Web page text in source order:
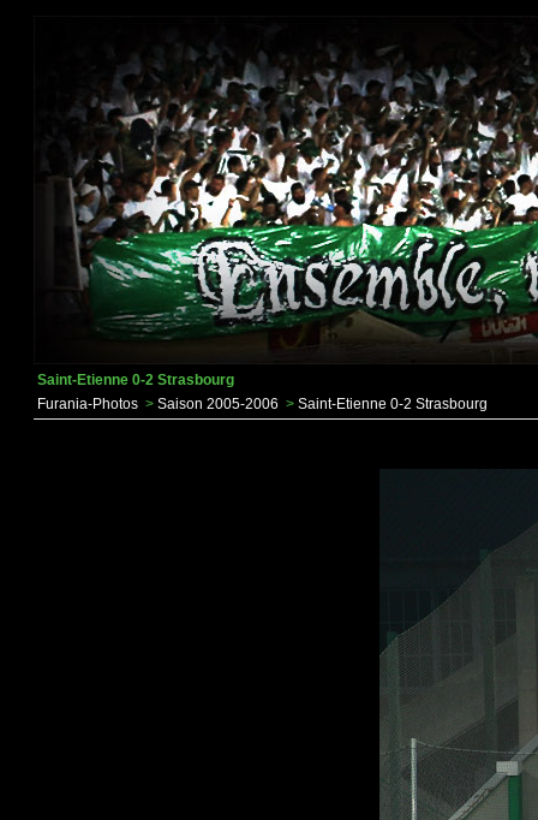
Saint-Etienne 0-2 Strasbourg
Furania-Photos > Saison 2005-2006 > Saint-Etienne 0-2 Strasbourg